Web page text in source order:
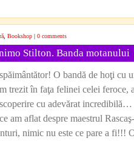
Bookshop | 0 comments
Stilton. Banda motanului
O bandă de hoţi cu
trezit în faţa felinei celei feroce,
cu adevărat
am aflat despre maestrul
nimic nu este ce pare a fi!!!